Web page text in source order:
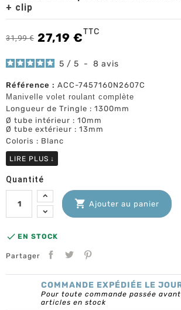
+ clip
31,99 € 27,19 €TTC
5 / 5 - 8 avis
Référence : ACC-7457160N2607C
Manivelle volet roulant complète
Longueur de Tringle : 1300mm
Ø tube intérieur : 10mm
Ø tube extérieur : 13mm
Coloris : Blanc
LIRE PLUS ↓
Quantité
 Ajouter au panier
 EN STOCK
Partager
COMMANDE EXPÉDIÉE LE
Pour toute commande passée
articles en stock